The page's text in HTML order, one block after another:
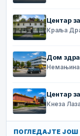
Центар
Краља
Дом
Немањина
Центар
Кнеза
ПОГЛЕДАЈТЕ ЈОШ